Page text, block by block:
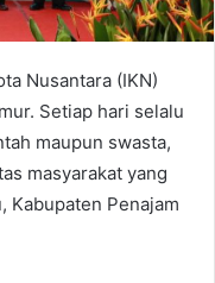
Nusantara (IKN)
Setiap hari selalu
maupun swasta,
masyarakat yang
Kabupaten Penajam